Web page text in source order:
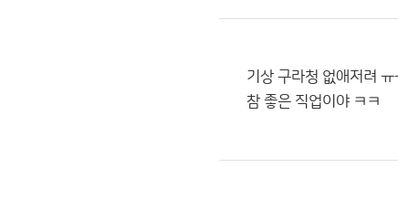
기상 구라청 없애저려 ㅠ
참 좋은 직업이야 ㅋㅋ